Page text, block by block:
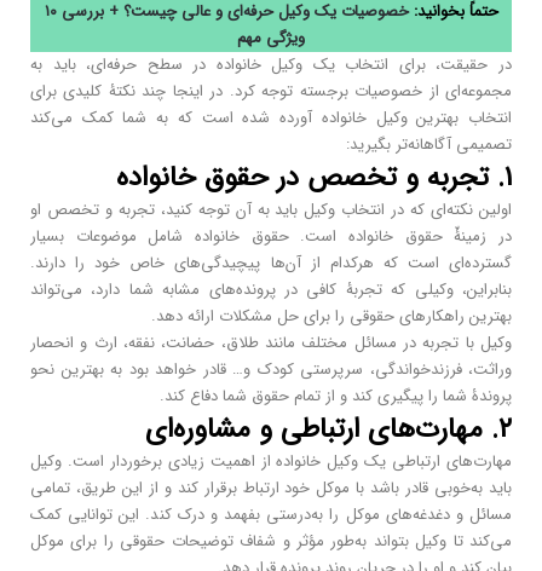
حتماًبخوانید:
خصوصیات یک وکیل حرفه‌ای و عالی چیست؟ + بررسی ۱۰
ویژگی مهم
در حقیقت، برای انتخاب یک وکیل خانواده در سطح حرفه‌ای، باید به
مجموعه‌ای از خصوصیات برجسته توجه کرد. در اینجا چند نکتۀ کلیدی برای
انتخاب بهترین وکیل خانواده آورده شده است که به شما کمک می‌کند
تصمیمی آگاهانه‌تر بگیرید:
۱. تجربه و تخصص در حقوق خانواده
اولین نکته‌ای که در انتخاب وکیل باید به آن توجه کنید، تجربه و تخصص او
در زمینۀّ حقوق خانواده است. حقوق خانواده شامل موضوعات بسیار
گسترده‌ای است که هرکدام از آن‌ها پیچیدگی‌های خاص خود را دارند.
بنابراین، وکیلی که تجربۀ کافی در پرونده‌های مشابه شما دارد، می‌تواند
بهترین راهکارهای حقوقی را برای حل مشکلات ارائه دهد.
وکیل با تجربه در مسائل مختلف مانند طلاق، حضانت، نفقه، ارث و انحصار
وراثت، فرزندخواندگی، سرپرستی کودک و… قادر خواهد بود به بهترین نحو
پروندۀ شما را پیگیری کند و از تمام حقوق شما دفاع کند.
۲. مهارت‌های ارتباطی و مشاوره‌ای
مهارت‌های ارتباطی یک وکیل خانواده از اهمیت زیادی برخوردار است. وکیل
باید به‌خوبی قادر باشد با موکل خود ارتباط برقرار کند و از این طریق، تمامی
مسائل و دغدغه‌های موکل را به‌درستی بفهمد و درک کند. این توانایی کمک
می‌کند تا وکیل بتواند به‌طور مؤثر و شفاف توضیحات حقوقی را برای موکل